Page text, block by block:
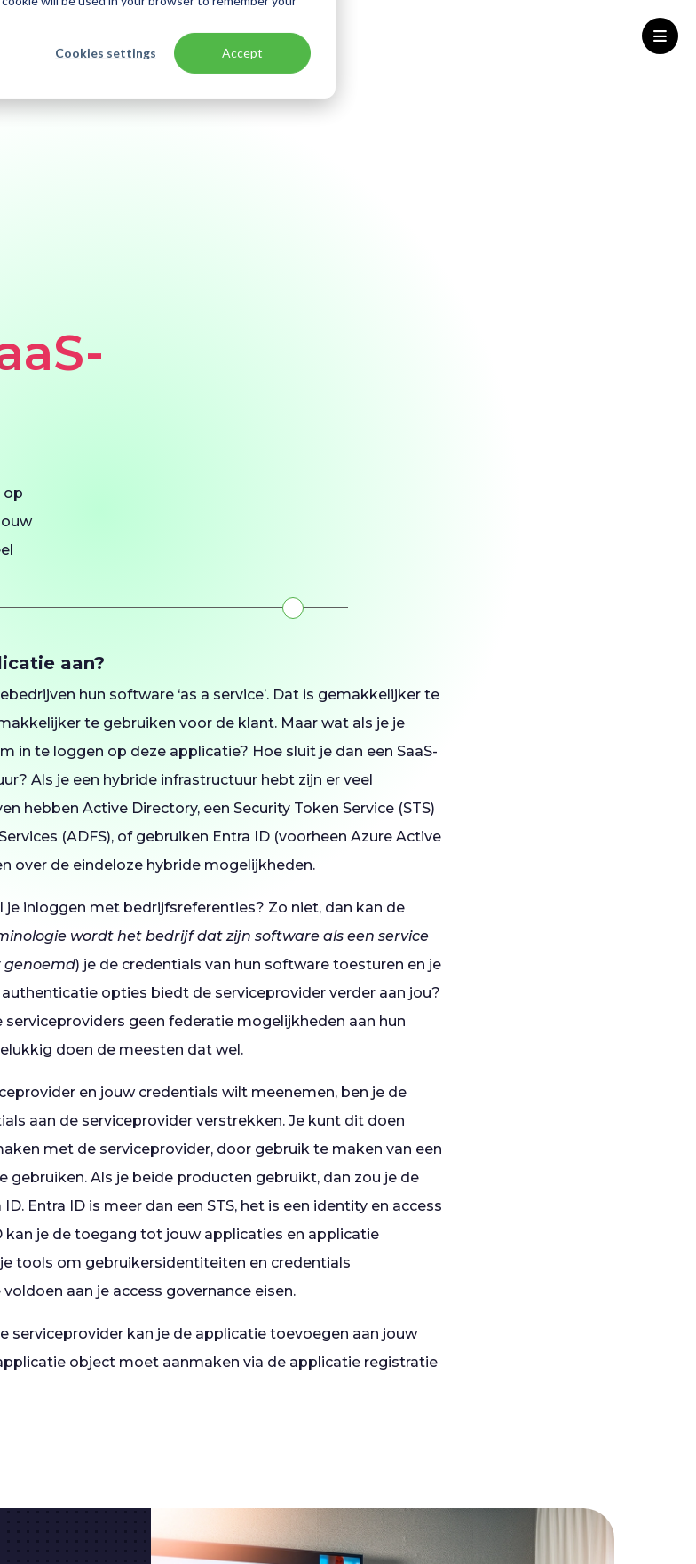
Cookies settings Accept
op
aan?
hun software ‘as a service’. Dat is gemakkelijker te
te gebruiken voor de klant. Maar wat als je je
in te loggen op deze applicatie? Hoe sluit je dan een SaaS-
Als je een hybride infrastructuur hebt zijn er veel
hebben Active Directory, een Security Token Service (STS)
(ADFS), of gebruiken Entra ID (voorheen Azure Active
over de eindeloze hybride mogelijkheden.
je inloggen met bedrijfsreferenties? Zo niet, dan kan de
wordt het bedrijf dat zijn software als een service
genoemd) je de credentials van hun software toesturen en je
opties biedt de serviceprovider verder aan jou?
geen federatie mogelijkheden aan hun
doen de meesten dat wel.
en jouw credentials wilt meenemen, ben je de
aan de serviceprovider verstrekken. Je kunt dit doen
met de serviceprovider, door gebruik te maken van een
gebruiken. Als je beide producten gebruikt, dan zou je de
Entra ID is meer dan een STS, het is een identity en access
kan je de toegang tot jouw applicaties en applicatie
tools om gebruikersidentiteiten en credentials
aan je access governance eisen.
serviceprovider kan je de applicatie toevoegen aan jouw
object moet aanmaken via de applicatie registratie